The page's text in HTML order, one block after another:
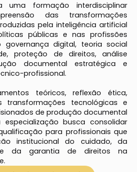
uma formação interdisciplinar
das transformações
pela inteligência artificial
públicas e nas profissões
governança digital, teoria social
proteção de direitos, análise
documental estratégica e
profissional.
teóricos, reflexão ética,
transformações tecnológicas e
de produção documental
busca consolidar
para profissionais que
institucional do cuidado, da
da garantia de direitos na